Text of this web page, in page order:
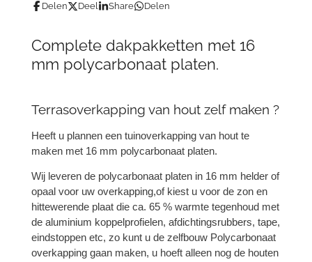
Delen Deel Share Delen
Complete dakpakketten met 16
mm polycarbonaat platen.
Terrasoverkapping van hout zelf maken ?
Heeft u plannen een tuinoverkapping van hout te
maken met 16 mm polycarbonaat platen.
Wij leveren de polycarbonaat platen in 16 mm helder of
opaal voor uw overkapping,of kiest u voor de zon en
hittewerende plaat die ca. 65 % warmte tegenhoud met
de aluminium koppelprofielen, afdichtingsrubbers, tape,
eindstoppen etc, zo kunt u de zelfbouw Polycarbonaat
overkapping gaan maken, u hoeft alleen nog de houten